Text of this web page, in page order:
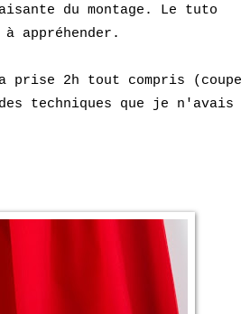
du montage. Le tuto
appréhender.
prise 2h tout compris (coupe
techniques que je n'avais